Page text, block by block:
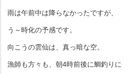
雨は午前中は降らなかったですが、
う～時化の予感です。
向こうの雲仙は、真っ暗な空。
漁師も方々も、朝4時前後に鯛釣りに